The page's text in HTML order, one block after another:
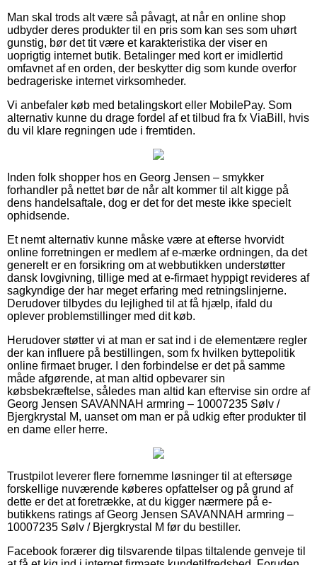
Man skal trods alt være så påvagt, at når en online shop
udbyder deres produkter til en pris som kan ses som uhørt
gunstig, bør det tit være et karakteristika der viser en
uoprigtig internet butik. Betalinger med kort er imidlertid
omfavnet af en orden, der beskytter dig som kunde overfor
bedrageriske internet virksomheder.
Vi anbefaler køb med betalingskort eller MobilePay. Som
alternativ kunne du drage fordel af et tilbud fra fx ViaBill, hvis
du vil klare regningen ude i fremtiden.
Inden folk shopper hos en Georg Jensen – smykker
forhandler på nettet bør de når alt kommer til alt kigge på
dens handelsaftale, dog er det for det meste ikke specielt
ophidsende.
Et nemt alternativ kunne måske være at efterse hvorvidt
online forretningen er medlem af e-mærke ordningen, da det
generelt er en forsikring om at webbutikken understøtter
dansk lovgivning, tillige med at e-firmaet hyppigt revideres af
sagkyndige der har meget erfaring med retningslinjerne.
Derudover tilbydes du lejlighed til at få hjælp, ifald du
oplever problemstillinger med dit køb.
Herudover støtter vi at man er sat ind i de elementære regler
der kan influere på bestillingen, som fx hvilken byttepolitik
online firmaet bruger. I den forbindelse er det på samme
måde afgørende, at man altid opbevarer sin
købsbekræftelse, således man altid kan eftervise sin ordre af
Georg Jensen SAVANNAH armring – 10007235 Sølv /
Bjergkrystal M, uanset om man er på udkig efter produkter til
en dame eller herre.
Trustpilot leverer flere fornemme løsninger til at eftersøge
forskellige nuværende køberes opfattelser og på grund af
dette er det at foretrække, at du kigger nærmere på e-
butikkens ratings af Georg Jensen SAVANNAH armring –
10007235 Sølv / Bjergkrystal M før du bestiller.
Facebook forærer dig tilsvarende tilpas tiltalende genveje til